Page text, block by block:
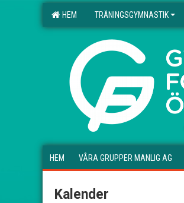
HEM TRÄNINGSGYMNASTIK
.
HEM VÅRA GRUPPER MANLIG AG
Kalender